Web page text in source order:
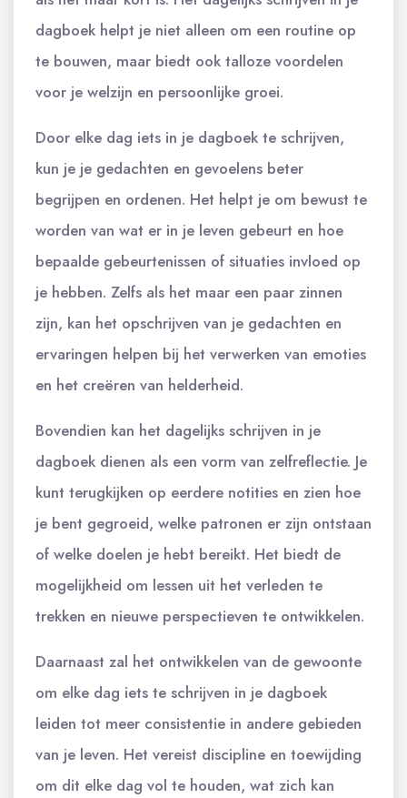
dagboek helpt je niet alleen om een routine op
te bouwen, maar biedt ook talloze voordelen
voor je welzijn en persoonlijke groei.
Door elke dag iets in je dagboek te schrijven,
kun je je gedachten en gevoelens beter
begrijpen en ordenen. Het helpt je om bewust te
worden van wat er in je leven gebeurt en hoe
bepaalde gebeurtenissen of situaties invloed op
je hebben. Zelfs als het maar een paar zinnen
zijn, kan het opschrijven van je gedachten en
ervaringen helpen bij het verwerken van emoties
en het creëren van helderheid.
Bovendien kan het dagelijks schrijven in je
dagboek dienen als een vorm van zelfreflectie. Je
kunt terugkijken op eerdere notities en zien hoe
je bent gegroeid, welke patronen er zijn ontstaan
of welke doelen je hebt bereikt. Het biedt de
mogelijkheid om lessen uit het verleden te
trekken en nieuwe perspectieven te ontwikkelen.
Daarnaast zal het ontwikkelen van de gewoonte
om elke dag iets te schrijven in je dagboek
leiden tot meer consistentie in andere gebieden
van je leven. Het vereist discipline en toewijding
om dit elke dag vol te houden, wat zich kan